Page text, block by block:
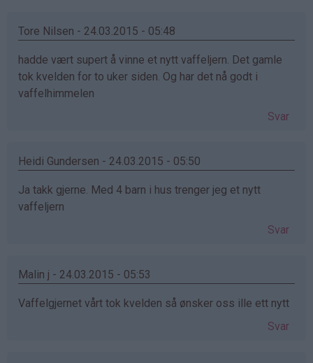
Tore Nilsen - 24.03.2015 - 05:48
hadde vært supert å vinne et nytt vaffeljern. Det gamle
tok kvelden for to uker siden. Og har det nå godt i
vaffelhimmelen
Svar
Heidi Gundersen - 24.03.2015 - 05:50
Ja takk gjerne. Med 4 barn i hus trenger jeg et nytt
vaffeljern
Svar
Malin j - 24.03.2015 - 05:53
Vaffelgjernet vårt tok kvelden så ønsker oss ille ett nytt
Svar